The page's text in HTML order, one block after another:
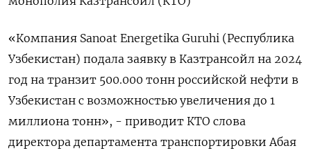
«Компания Sanoat Energetika Guruhi (Республика
Узбекистан) подала заявку в Казтрансойл на 2024
год на транзит 500.000 тонн российской нефти в
Узбекистан с возможностью увеличения до 1
миллиона тонн», - приводит КТО слова
директора департамента транспортировки Абая